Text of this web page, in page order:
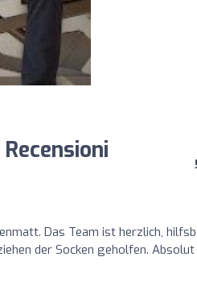
Das Team ist herzlich,
der Socken geholfen.